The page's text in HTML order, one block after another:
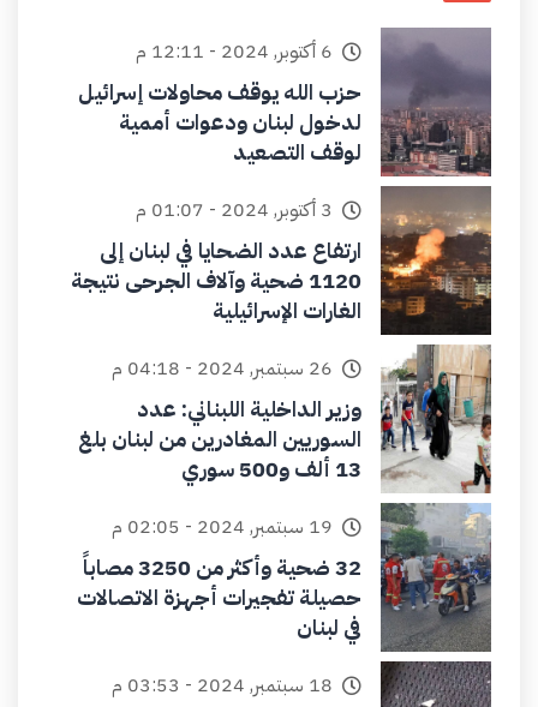
6 أكتوبر, 2024 - 12:11 م
حزب الله يوقف محاولات إسرائيل
لدخول لبنان ودعوات أممية
لوقف التصعيد
3 أكتوبر, 2024 - 01:07 م
ارتفاع عدد الضحايا في لبنان إلى
1120 ضحية وآلاف الجرحى نتيجة
الغارات الإسرائيلية
26 سبتمبر, 2024 - 04:18 م
وزير الداخلية اللبناني: عدد
السوريين المغادرين من لبنان بلغ
13 ألف و500 سوري
19 سبتمبر, 2024 - 02:05 م
32 ضحية وأكثر من 3250 مصاباً
حصيلة تفجيرات أجهزة الاتصالات
في لبنان
18 سبتمبر, 2024 - 03:53 م